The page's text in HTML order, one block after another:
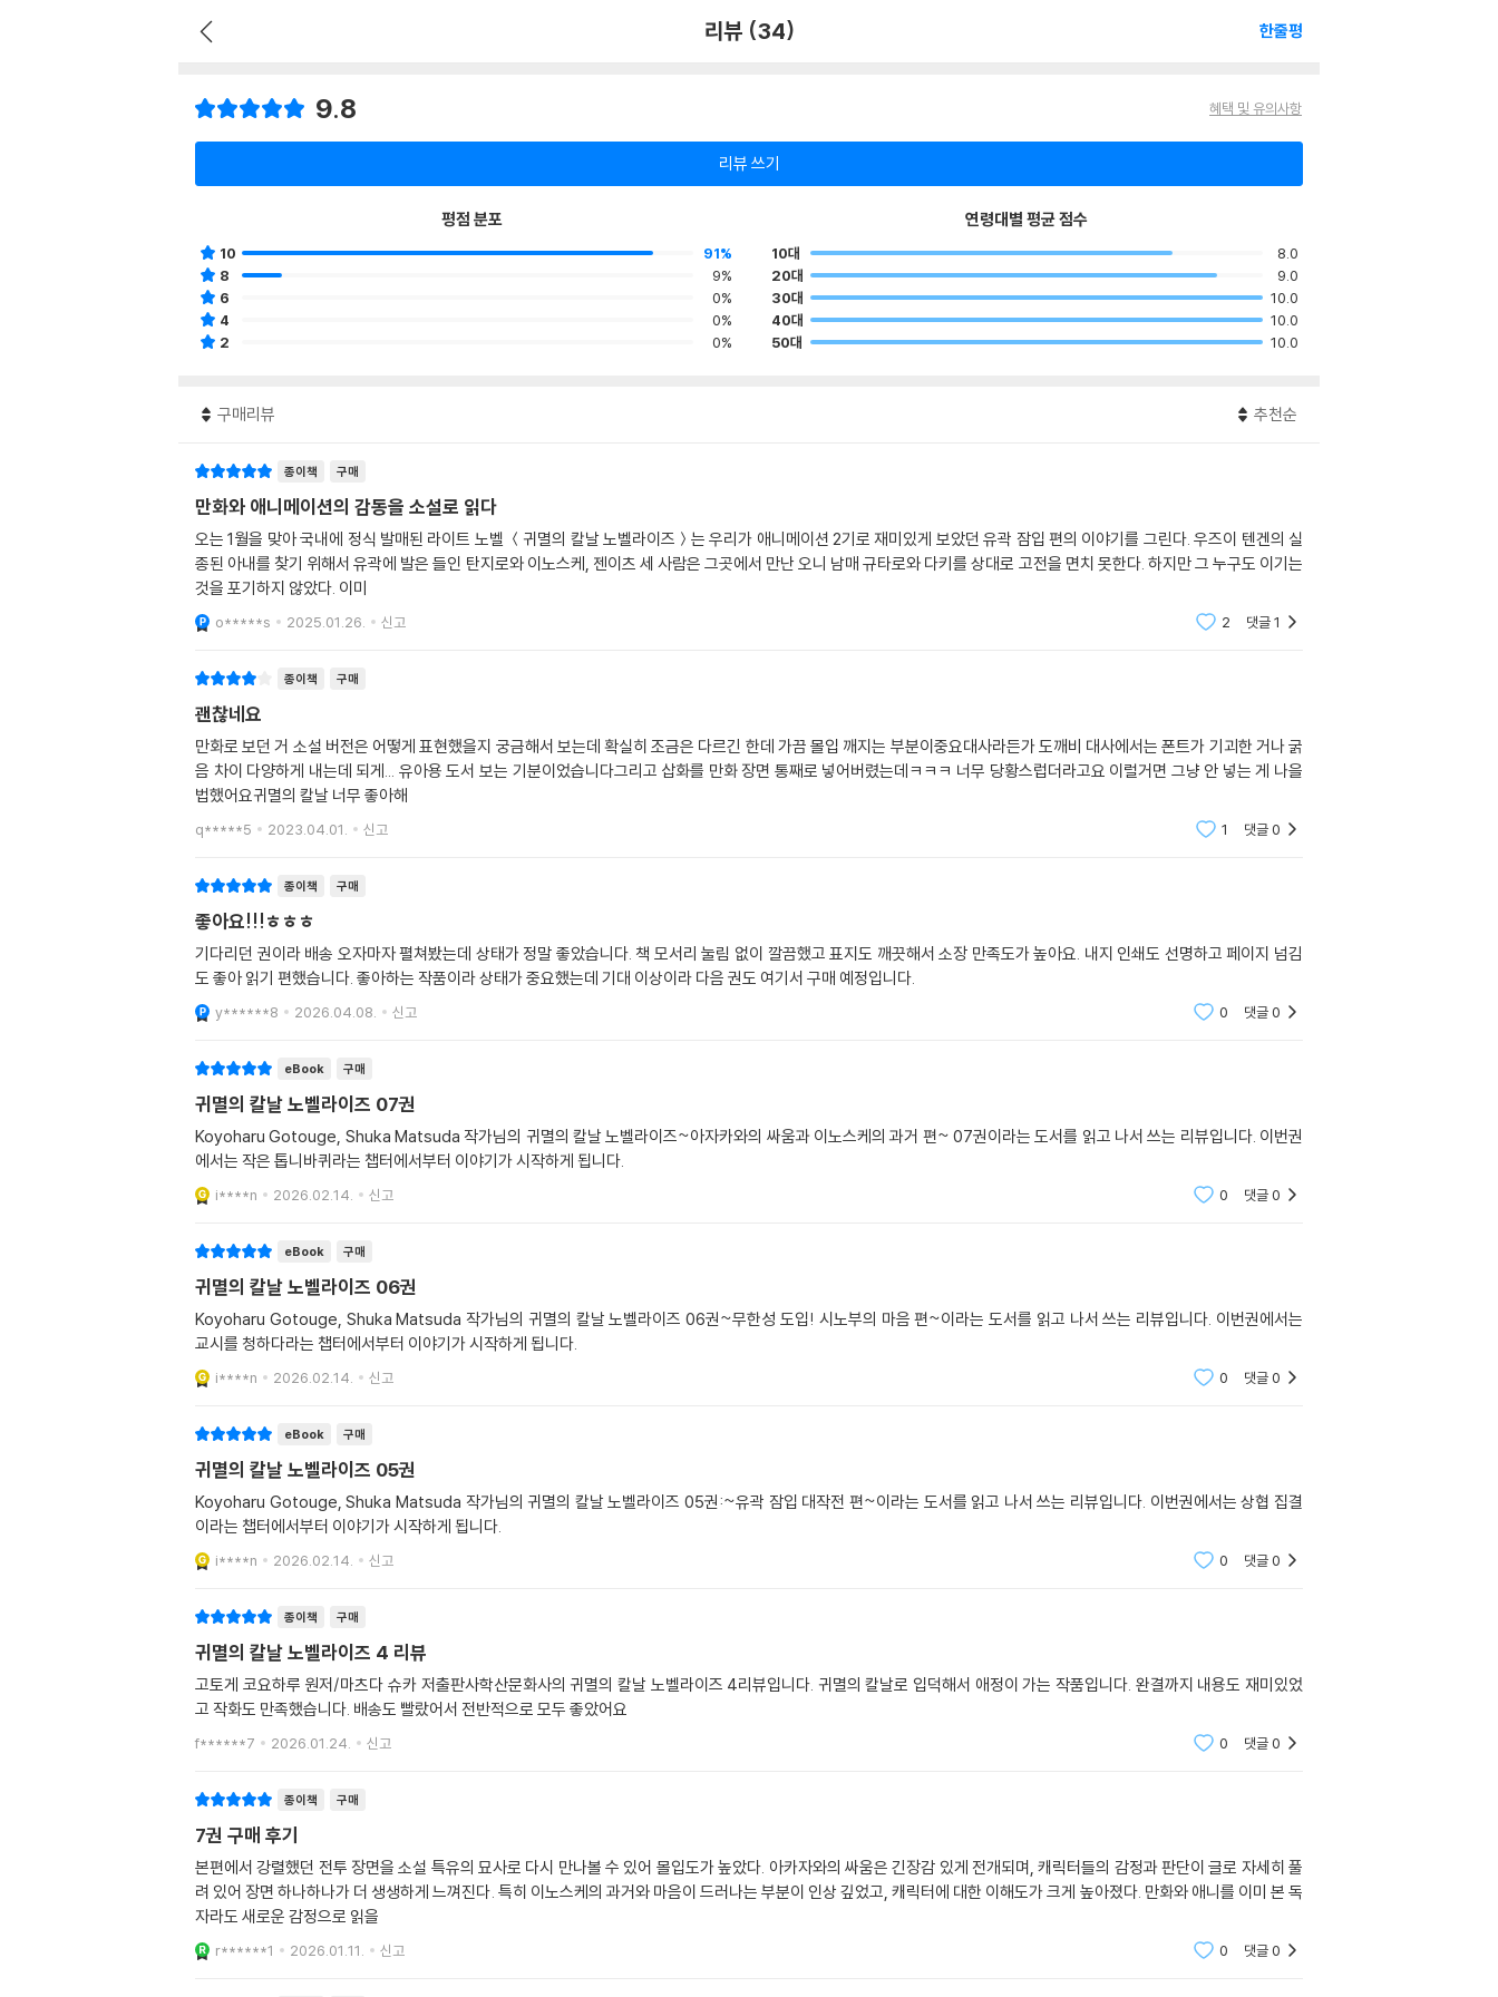
리뷰 (34) 한줄평
9.8 혜택 및 유의사항
리뷰 쓰기
평점 분포
10
91%
8
9%
6
0%
4
0%
2
0%
연령대별 평균 점수
10대
8.0
20대
9.0
30대
10.0
40대
10.0
50대
10.0
구매리뷰 추천순
종이책 구매
만화와 애니메이션의 감동을 소설로 읽다
오는 1월을 맞아 국내에 정식 발매된 라이트 노벨 ＜귀멸의 칼날 노벨라이즈＞는 우리가 애니메이션 2기로 재미있게 보았던 유곽 잠입 편의 이야기를 그린다. 우즈이 텐겐의 실
종된 아내를 찾기 위해서 유곽에 발은 들인 탄지로와 이노스케, 젠이츠 세 사람은 그곳에서 만난 오니 남매 규타로와 다키를 상대로 고전을 면치 못한다. 하지만 그 누구도 이기는
것을 포기하지 않았다. 이미
o*****s 2025.01.26. 신고 2 댓글1
종이책 구매
괜찮네요
만화로 보던 거 소설 버전은 어떻게 표현했을지 궁금해서 보는데 확실히 조금은 다르긴 한데 가끔 몰입 깨지는 부분이중요대사라든가 도깨비 대사에서는 폰트가 기괴한 거나 굵
음 차이 다양하게 내는데 되게... 유아용 도서 보는 기분이었습니다그리고 삽화를 만화 장면 통째로 넣어버렸는데ㅋㅋㅋ 너무 당황스럽더라고요 이럴거면 그냥 안 넣는 게 나을
법했어요귀멸의 칼날 너무 좋아해
q*****5 2023.04.01. 신고 1 댓글0
종이책 구매
좋아요!!!ㅎㅎㅎ
기다리던 권이라 배송 오자마자 펼쳐봤는데 상태가 정말 좋았습니다. 책 모서리 눌림 없이 깔끔했고 표지도 깨끗해서 소장 만족도가 높아요. 내지 인쇄도 선명하고 페이지 넘김
도 좋아 읽기 편했습니다. 좋아하는 작품이라 상태가 중요했는데 기대 이상이라 다음 권도 여기서 구매 예정입니다.
y******8 2026.04.08. 신고 0 댓글0
eBook 구매
귀멸의 칼날 노벨라이즈 07권
Koyoharu Gotouge, Shuka Matsuda 작가님의 귀멸의 칼날 노벨라이즈~아자카와의 싸움과 이노스케의 과거 편~ 07권이라는 도서를 읽고 나서 쓰는 리뷰입니다. 이번권
에서는 작은 톱니바퀴라는 챕터에서부터 이야기가 시작하게 됩니다.
i****n 2026.02.14. 신고 0 댓글0
eBook 구매
귀멸의 칼날 노벨라이즈 06권
Koyoharu Gotouge, Shuka Matsuda 작가님의 귀멸의 칼날 노벨라이즈 06권~무한성 도입! 시노부의 마음 편~이라는 도서를 읽고 나서 쓰는 리뷰입니다. 이번권에서는
교시를 청하다라는 챕터에서부터 이야기가 시작하게 됩니다.
i****n 2026.02.14. 신고 0 댓글0
eBook 구매
귀멸의 칼날 노벨라이즈 05권
Koyoharu Gotouge, Shuka Matsuda 작가님의 귀멸의 칼날 노벨라이즈 05권:~유곽 잠입 대작전 편~이라는 도서를 읽고 나서 쓰는 리뷰입니다. 이번권에서는 상협 집결
이라는 챕터에서부터 이야기가 시작하게 됩니다.
i****n 2026.02.14. 신고 0 댓글0
종이책 구매
귀멸의 칼날 노벨라이즈 4 리뷰
고토게 코요하루 원저/마츠다 슈카 저출판사학산문화사의 귀멸의 칼날 노벨라이즈 4리뷰입니다. 귀멸의 칼날로 입덕해서 애정이 가는 작품입니다. 완결까지 내용도 재미있었
고 작화도 만족했습니다. 배송도 빨랐어서 전반적으로 모두 좋았어요
f******7 2026.01.24. 신고 0 댓글0
종이책 구매
7권 구매 후기
본편에서 강렬했던 전투 장면을 소설 특유의 묘사로 다시 만나볼 수 있어 몰입도가 높았다. 아카자와의 싸움은 긴장감 있게 전개되며, 캐릭터들의 감정과 판단이 글로 자세히 풀
려 있어 장면 하나하나가 더 생생하게 느껴진다. 특히 이노스케의 과거와 마음이 드러나는 부분이 인상 깊었고, 캐릭터에 대한 이해도가 크게 높아졌다. 만화와 애니를 이미 본 독
자라도 새로운 감정으로 읽을
r******1 2026.01.11. 신고 0 댓글0